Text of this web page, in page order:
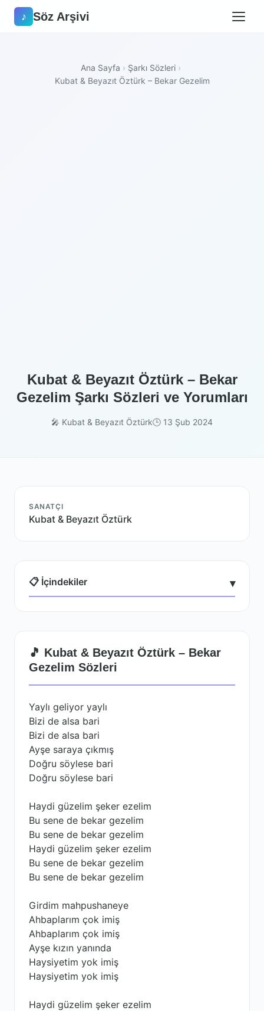
♪ Söz Arşivi
Ana Sayfa › Şarkı Sözleri ›
Kubat & Beyazıt Öztürk – Bekar Gezelim
Kubat & Beyazıt Öztürk – Bekar
Gezelim Şarkı Sözleri ve Yorumları
🎤 Kubat & Beyazıt Öztürk🕒 13 Şub 2024
SANATÇI
Kubat & Beyazıt Öztürk
📋 İçindekiler ▾
🎵 Kubat & Beyazıt Öztürk – Bekar
Gezelim Sözleri
Yaylı geliyor yaylı
Bizi de alsa bari
Bizi de alsa bari
Ayşe saraya çıkmış
Doğru söylese bari
Doğru söylese bari
Haydi güzelim şeker ezelim
Bu sene de bekar gezelim
Bu sene de bekar gezelim
Haydi güzelim şeker ezelim
Bu sene de bekar gezelim
Bu sene de bekar gezelim
Girdim mahpushaneye
Ahbaplarım çok imiş
Ahbaplarım çok imiş
Ayşe kızın yanında
Haysiyetim yok imiş
Haysiyetim yok imiş
Haydi güzelim şeker ezelim